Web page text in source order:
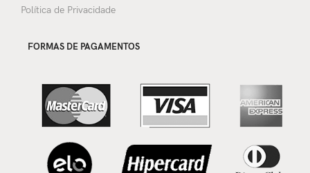
Política de Privacidade
FORMAS DE PAGAMENTOS